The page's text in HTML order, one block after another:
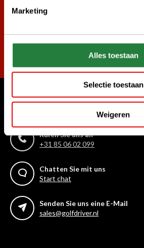
Marketing
Alles toestaan
Selectie toestaan
Weigeren
Abonnieren
Womit können wir Ihnen helfen?
Rufen Sie uns an
+31 85 06 02 099
Chatten Sie mit uns
Start chat
Senden Sie uns eine E-Mail
sales@golfdriver.nl